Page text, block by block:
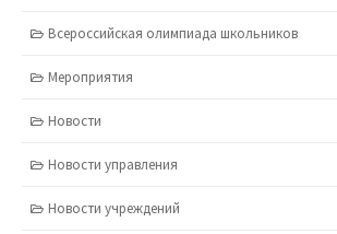
Всероссийская олимпиада школьников
Мероприятия
Новости
Новости управления
Новости учреждений